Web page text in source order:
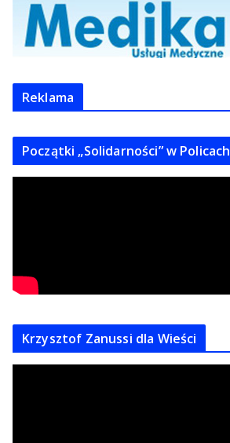
Reklama
Początki „Solidarności” w Policach
Krzysztof Zanussi dla Wieści